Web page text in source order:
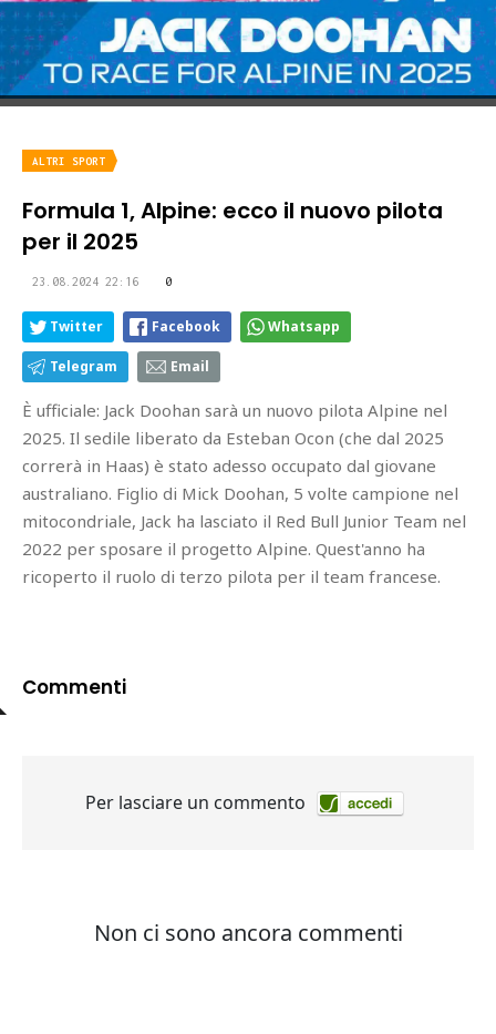
ALTRI SPORT
Formula 1, Alpine: ecco il nuovo pilota
per il 2025
23.08.2024 22:16 0
Twitter Facebook Whatsapp
Telegram Email
È ufficiale: Jack Doohan sarà un nuovo pilota Alpine nel
2025. Il sedile liberato da Esteban Ocon (che dal 2025
correrà in Haas) è stato adesso occupato dal giovane
australiano. Figlio di Mick Doohan, 5 volte campione nel
mitocondriale, Jack ha lasciato il Red Bull Junior Team nel
2022 per sposare il progetto Alpine. Quest'anno ha
ricoperto il ruolo di terzo pilota per il team francese.
Commenti